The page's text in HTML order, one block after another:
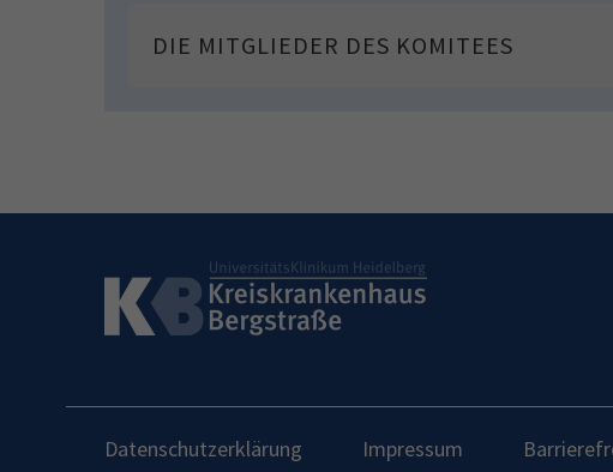
DIE MITGLIEDER DES KOMITEES
Datenschutzerklärung Impressum